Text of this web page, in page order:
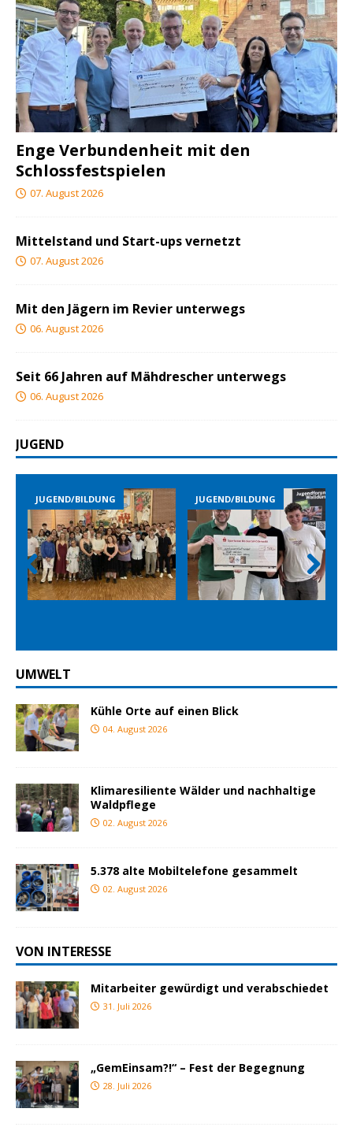
Enge Verbundenheit mit den
Schlossfestspielen
07. August 2026
Mittelstand und Start-ups vernetzt
07. August 2026
Mit den Jägern im Revier unterwegs
06. August 2026
Seit 66 Jahren auf Mähdrescher unterwegs
06. August 2026
JUGEND
JUGEND/BILDUNG JUGEND/BILDUNG
Prev
ious
Nex
t
UMWELT
Kühle Orte auf einen Blick
04. August 2026
Klimaresiliente Wälder und nachhaltige
Waldpflege
02. August 2026
5.378 alte Mobiltelefone gesammelt
02. August 2026
VON INTERESSE
Mitarbeiter gewürdigt und verabschiedet
31. Juli 2026
„GemEinsam?!“ – Fest der Begegnung
28. Juli 2026